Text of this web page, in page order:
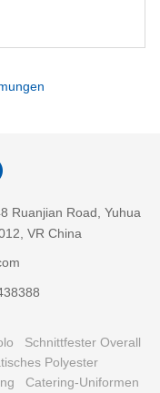
Ruanjian Road, Yuhua
VR China
Schnittfester Overall
Polyester
Catering-Uniformen